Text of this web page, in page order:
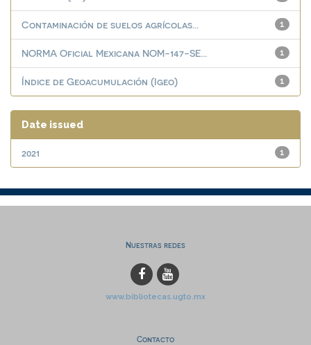
1
Contaminación de suelos agrícolas...
1
NORMA Oficial Mexicana NOM-147-SE...
1
Índice de Geoacumulación (Igeo)
Date issued
1
2021
Nuestras redes
www.bibliotecas.ugto.mx
Contacto